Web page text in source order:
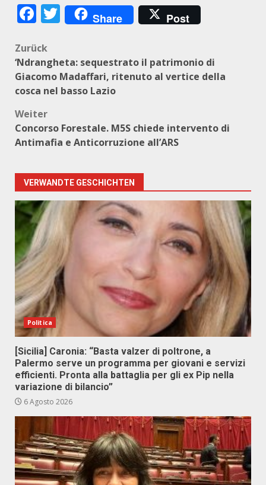
Facebook
Twitter
Share Post
Beitragsnavigation
Zurück
‘Ndrangheta: sequestrato il patrimonio di
Giacomo Madaffari, ritenuto al vertice della
cosca nel basso Lazio
Weiter
Concorso Forestale. M5S chiede intervento di
Antimafia e Anticorruzione all’ARS
VERWANDTE GESCHICHTEN
Politica
[Sicilia] Caronia: “Basta valzer di poltrone, a
Palermo serve un programma per giovani e servizi
efficienti. Pronta alla battaglia per gli ex Pip nella
variazione di bilancio”
6 Agosto 2026